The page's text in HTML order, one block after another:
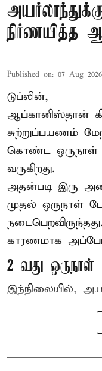
நிர்ணயித்த
Published on: 07 Aug
டுப்லின்,
ஆப்கானிஸ்தான்
சுற்றுப்பயணம்
கொண்ட ஒருநாள்
வருகிறது.
அதன்படி இரு
முதல் ஒருநாள்
காரணமாக
2 வது
இந்நிலையில்,